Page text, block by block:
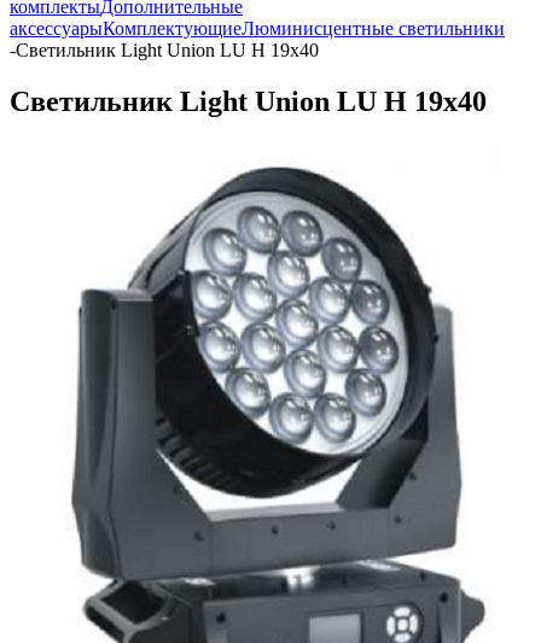
комплектыДополнительные
аксессуарыКомплектующиеЛюминисцентные светильники
-Светильник Light Union LU H 19x40
Светильник Light Union LU H 19x40